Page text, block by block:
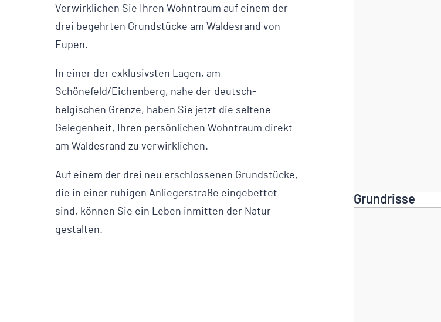
Verwirklichen Sie Ihren Wohntraum auf einem der
drei begehrten Grundstücke am Waldesrand von
Eupen.
In einer der exklusivsten Lagen, am
Schönefeld/Eichenberg, nahe der deutsch-
belgischen Grenze, haben Sie jetzt die seltene
Gelegenheit, Ihren persönlichen Wohntraum direkt
am Waldesrand zu verwirklichen.
Auf einem der drei neu erschlossenen Grundstücke,
die in einer ruhigen Anliegerstraße eingebettet
sind, können Sie ein Leben inmitten der Natur
gestalten.
Grundrisse